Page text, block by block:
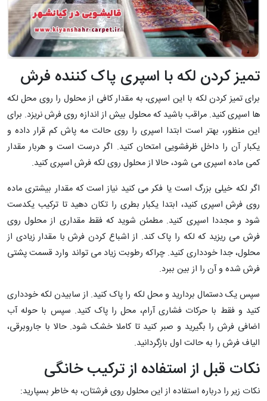
تمیز کردن لکه با اسپری پاک کننده فرش
برای تمیز کردن لکه با این اسپری، به مقدار کافی از محلول را روی محل لکه
ها اسپری کنید. مراقب باشید که محلول بیش از اندازه روی فرش نریزد. برای
این منظور، بهتر است ابتدا اسپری را روی حالت مه پاش کم قرار داده و
یکبار آن را داخل ظرفشویی امتحان کنید. اگر درست است و هربار مقدار
کمی ماده اسپری می شود، حالا از محلول روی لکه فرش اسپری کنید.
اگر لکه خیلی بزرگ است یا فکر می کنید نیاز است که مقدار بیشتری ماده
روی فرش اسپری کنید، ابتدا یکبار بطری را تکان دهید تا ترکیب یکدست
شود و مجددا اسپری کنید. مطمئن شوید که فقط مقداری از محلول روی
فرش می ریزید که لکه را پاک کند. از اشباع کردن فرش با مقدار زیادی از
محلول، جدا خودداری کنید. چراکه رطوبت زیاد می تواند وارد قسمت پشتی
فرش شده و آن را از بین ببرد.
سپس یک دستمال بردارید و محل لکه را پاک کنید. از سابیدن لکه خودداری
کنید و فقط با حرکات فشاری آرام، محل را پاک کنید. سپس با حوله آب
اضافی فرش را بگیرید و صبر کنید تا کاملا خشک شود. حالا با جاروبرقی،
الیاف فرش را به حالت اول بازگردانید.
نکات قبل از استفاده از ترکیب خانگی
نکات زیر را درباره استفاده از این محلول روی فرشتان، به خاطر بسپارید: